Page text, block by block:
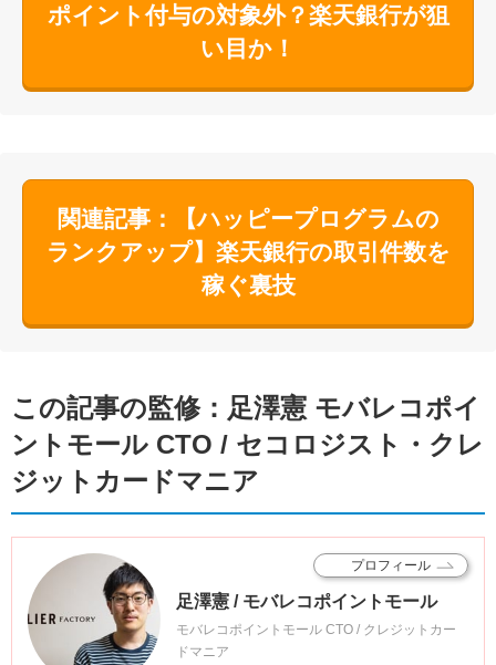
ポイント付与の対象外？楽天銀行が狙
い目か！
関連記事：【ハッピープログラムの
ランクアップ】楽天銀行の取引件数を
稼ぐ裏技
この記事の監修：足澤憲 モバレコポイ
ントモール CTO / セコロジスト・クレ
ジットカードマニア
足澤憲 / モバレコポイントモール
モバレコポイントモール CTO / クレジットカー
ドマニア
プロフィール